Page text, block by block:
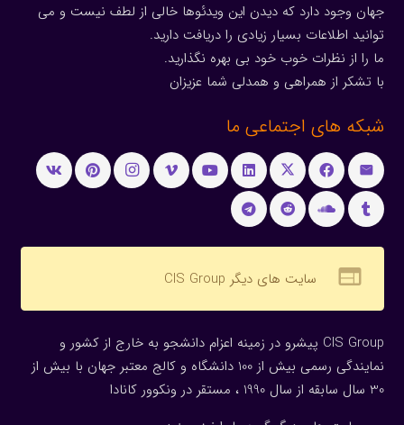
جهان وجود دارد که دیدن این ویدئوها خالی از لطف نیست و می
توانید اطلاعات بسیار زیادی را دریافت دارید.
ما را از نظرات خوب خود بی بهره نگذارید.
با تشکر از همراهی و همدلی شما عزیزان
شبکه های اجتماعی ما
web سایت های دیگر CIS Group
CIS Group پیشرو در زمینه اعزام دانشجو به خارج از کشور و
نمایندگی رسمی بیش از 100 دانشگاه و کالج معتبر جهان با بیش از
30 سال سابقه از سال 1990 ، مستقر در ونکوور کانادا